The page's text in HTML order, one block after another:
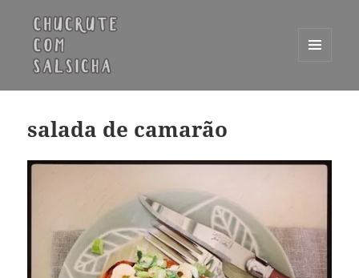
WIDGETS
salada de camarão